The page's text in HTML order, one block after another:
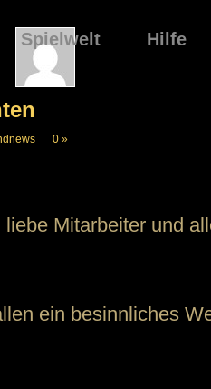
Spielwelt Hilfe
0 »
Mitarbeiter und
ein besinnliches